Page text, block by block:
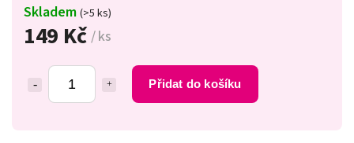
149 Kč / ks
Přidat do košíku
Skladem (>5 ks)